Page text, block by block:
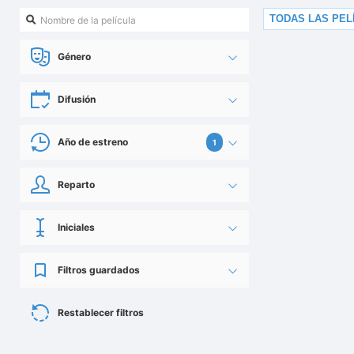
Género
Difusión
Año de estreno 1
Reparto
Iniciales
Filtros guardados
Restablecer filtros
TODAS LAS